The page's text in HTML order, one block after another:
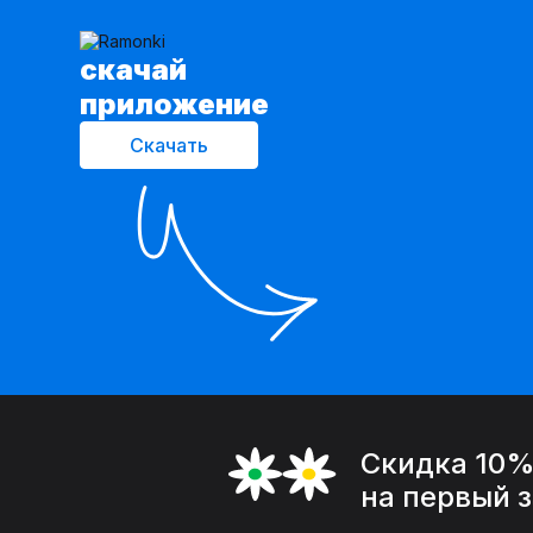
cкачай
приложение
Скачать
Скидка 10%
на первый